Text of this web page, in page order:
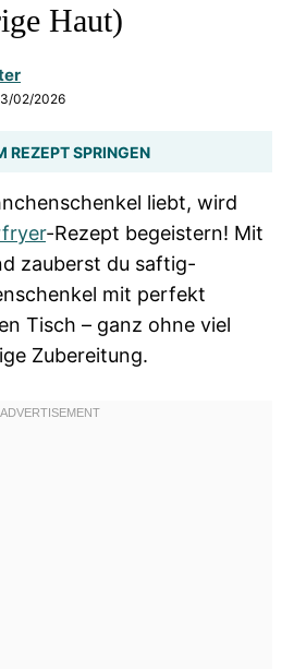
Haut)
02/2026
REZEPT SPRINGEN
liebt, wird
-Rezept begeistern! Mit
zauberst du saftig-
mit perfekt
Tisch – ganz ohne viel
Zubereitung.